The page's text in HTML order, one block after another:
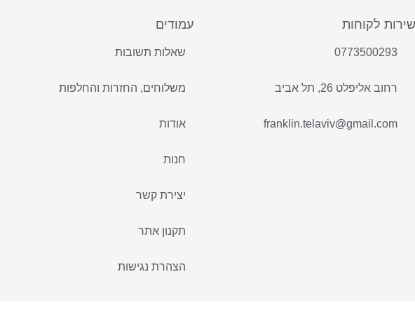
שירות לקוחות
0773500293
רחוב אליפלט 26, תל אביב
franklin.telaviv@gmail.com
עמודים
שאלות תשובות
משלוחים, החזרות והחלפות
אודות
חנות
יצירת קשר
תקנון אתר
הצהרת נגישות